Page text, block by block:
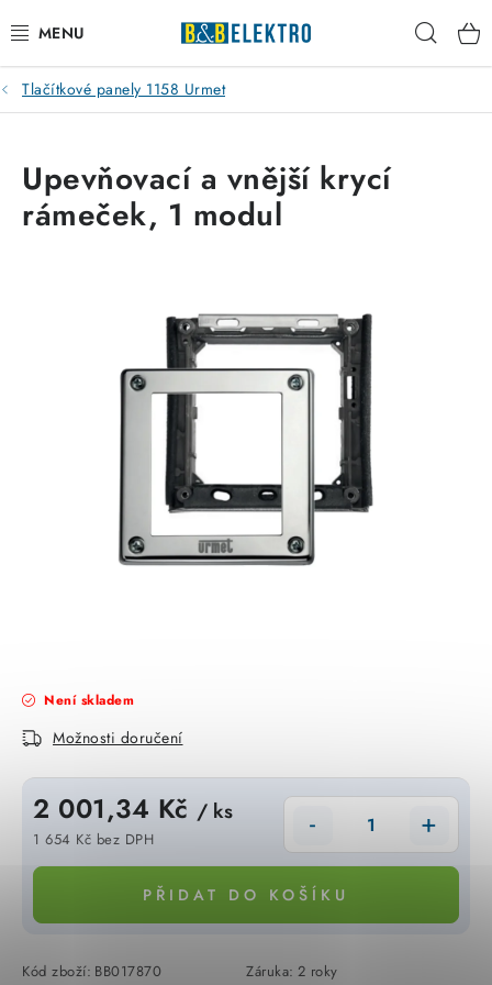
na
obsah
Reklamace / Vrácení zboží
Kontakty
ELEKTROMATERIÁL
CHYTRÁ DOMÁCNOST
SVÍTIDLA domovní
Tlačítkové panely 1158 Urmet
Není skladem
Možnosti doručení
2 001,34 Kč / ks
1 654 Kč bez DPH
Měrná cena:
PŘIDAT DO KOŠÍKU
Kód zboží: BB017870 Záruka: 2 roky
Upevňovací a vnější krycí
rámeček, 1 modul